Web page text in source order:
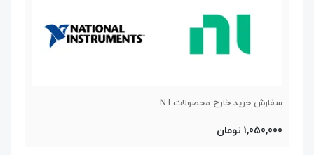
سفارش خرید خارج محصولات N.I
1,050,000 تومان